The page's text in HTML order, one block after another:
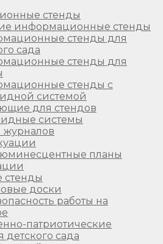
стенды
информационные стенды
стенды для
сада
стенды для
стенды с
системой
для стендов
системы
журналов
планы
стенды
доски
работы на
патриотические
детского сада